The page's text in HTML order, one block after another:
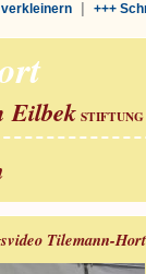
| +++
Eilbek
Tilemann-Hort